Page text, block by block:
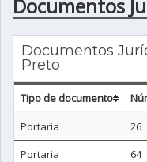
Documentos
Documentos
Preto
Tipo de documento
Portaria
26
Portaria
64